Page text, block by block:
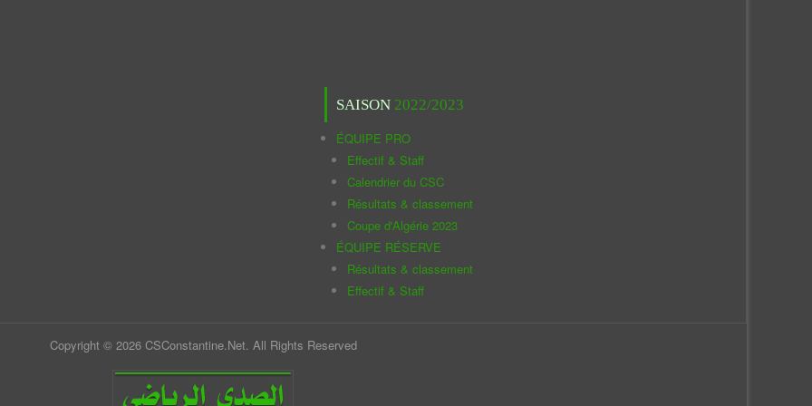
SAISON 2022/2023
ÉQUIPE PRO
Effectif & Staff
Calendrier du CSC
Résultats & classement
Coupe d'Algérie 2023
ÉQUIPE RÉSERVE
Résultats & classement
Effectif & Staff
Copyright © 2026 CSConstantine.Net. All Rights Reserved